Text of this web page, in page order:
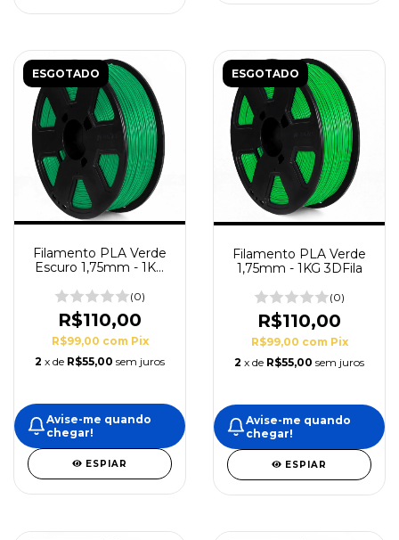
ESGOTADO
Filamento PLA Verde
Escuro 1,75mm - 1KG
(0)
R$110,00
R$99,00 com Pix
2 x de R$55,00 sem juros
Avise-me quando
chegar!
ESPIAR
ESGOTADO
Filamento PLA Verde
1,75mm - 1KG 3DFila
(0)
R$110,00
R$99,00 com Pix
2 x de R$55,00 sem juros
Avise-me quando
chegar!
ESPIAR